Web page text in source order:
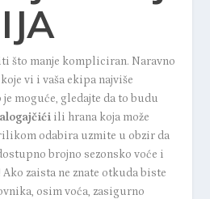
što manje kompliciran. Naravno
vi i vaša ekipa najviše
moguće, gledajte da to budu
ili hrana koja može
odabira uzmite u obzir da
brojno sezonsko voće i
zaista ne znate otkuda biste
osim voća, zasigurno